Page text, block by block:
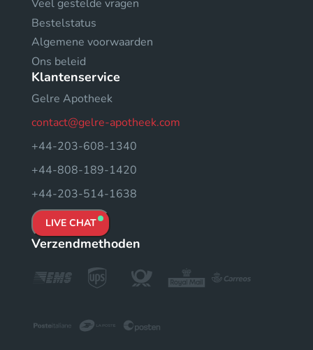
Veel gestelde vragen
Bestelstatus
Algemene voorwaarden
Ons beleid
Klantenservice
Gelre Apotheek
contact@gelre-apotheek.com
+44-203-608-1340
+44-808-189-1420
+44-203-514-1638
LIVE CHAT
Verzendmethoden